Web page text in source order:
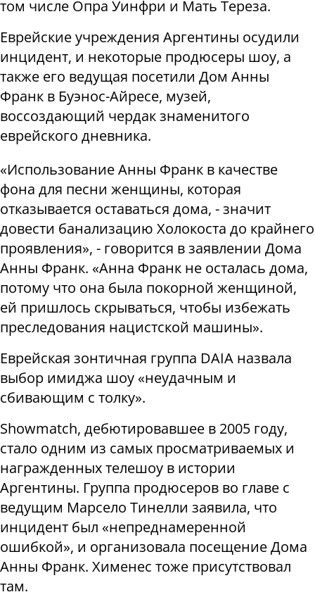
том числе Опра Уинфри и Мать Тереза.
Еврейские учреждения Аргентины осудили
инцидент, и некоторые продюсеры шоу, а
также его ведущая посетили Дом Анны
Франк в Буэнос-Айресе, музей,
воссоздающий чердак знаменитого
еврейского дневника.
«Использование Анны Франк в качестве
фона для песни женщины, которая
отказывается оставаться дома, - значит
довести банализацию Холокоста до крайнего
проявления», - говорится в заявлении Дома
Анны Франк. «Анна Франк не осталась дома,
потому что она была покорной женщиной,
ей пришлось скрываться, чтобы избежать
преследования нацистской машины».
Еврейская зонтичная группа DAIA назвала
выбор имиджа шоу «неудачным и
сбивающим с толку».
Showmatch, дебютировавшее в 2005 году,
стало одним из самых просматриваемых и
награжденных телешоу в истории
Аргентины. Группа продюсеров во главе с
ведущим Марсело Тинелли заявила, что
инцидент был «непреднамеренной
ошибкой», и организовала посещение Дома
Анны Франк. Хименес тоже присутствовал
там.